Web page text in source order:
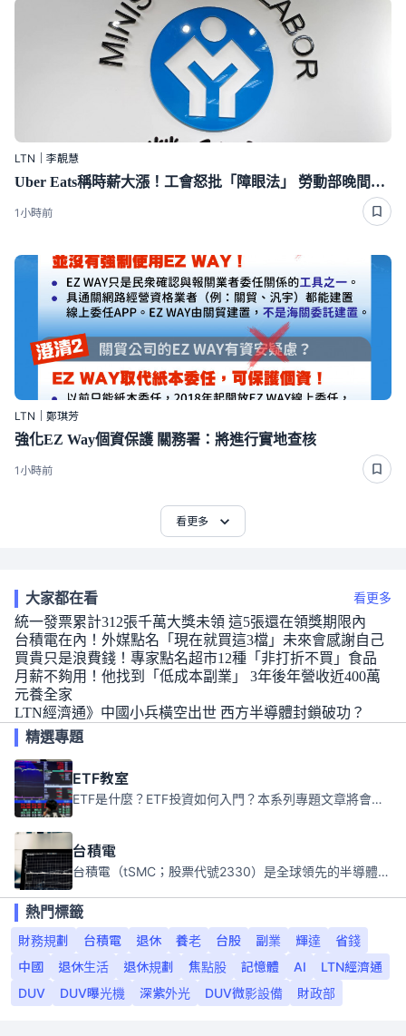
LTN｜李靚慧
Uber Eats稱時薪大漲！工會怒批「障眼法」 勞動部晚間定調：確實違法
1小時前
LTN｜鄭琪芳
強化EZ Way個資保護 關務署：將進行實地查核
1小時前
看更多
大家都在看 看更多
統一發票累計312張千萬大獎未領 這5張還在領獎期限內
台積電在內！外媒點名「現在就買這3檔」未來會感謝自己
買貴只是浪費錢！專家點名超市12種「非打折不買」食品
月薪不夠用！他找到「低成本副業」 3年後年營收近400萬
元養全家
LTN經濟通》中國小兵橫空出世 西方半導體封鎖破功？
精選專題
ETF教室
ETF是什麼？ETF投資如何入門？本系列專題文章將會告訴你新手必須知道的ETF基礎知識。
台積電
台積電（tSMC；股票代號2330）是全球領先的半導體代工公司，成立於1987年，總部位於台灣新竹。且已於美國、日本、德國及中國設廠，台積電是全球首家專業積體電路製造服務公司，也是全球最先進和最大規模的半導體代工廠。
熱門標籤
財務規劃
台積電 退休 養老 台股 副業 輝達
省錢
中國
退休生活 退休規劃 焦點股 記憶體 AI
LTN經濟通
DUV
DUV曝光機 深紫外光 DUV微影設備 財政部